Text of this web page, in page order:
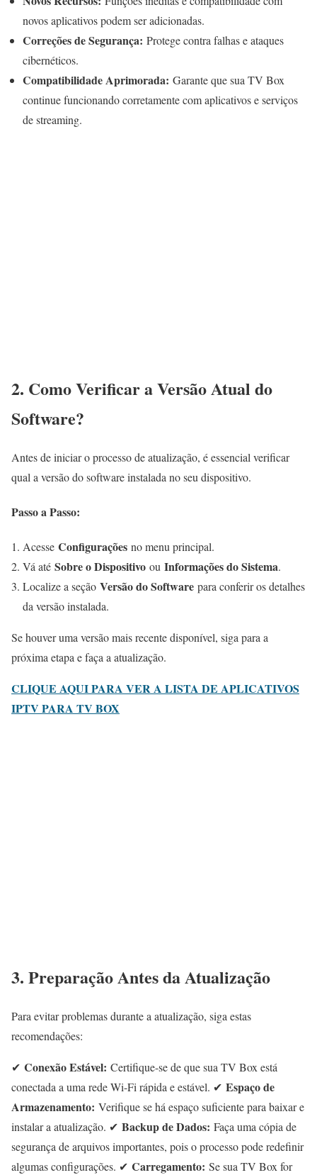
novos aplicativos podem ser adicionadas.
Correções de Segurança: Protege contra falhas e ataques
cibernéticos.
Compatibilidade Aprimorada: Garante que sua TV Box
continue funcionando corretamente com aplicativos e serviços
de streaming.
2. Como Verificar a Versão Atual do
Software?
Antes de iniciar o processo de atualização, é essencial verificar
qual a versão do software instalada no seu dispositivo.
Passo a Passo:
Acesse Configurações no menu principal.
Vá até Sobre o Dispositivo ou Informações do Sistema.
Localize a seção Versão do Software para conferir os detalhes
da versão instalada.
Se houver uma versão mais recente disponível, siga para a
próxima etapa e faça a atualização.
CLIQUE AQUI PARA VER A LISTA DE APLICATIVOS
IPTV PARA TV BOX
3. Preparação Antes da Atualização
Para evitar problemas durante a atualização, siga estas
recomendações:
✔ Conexão Estável: Certifique-se de que sua TV Box está
conectada a uma rede Wi-Fi rápida e estável. ✔ Espaço de
Armazenamento: Verifique se há espaço suficiente para baixar e
instalar a atualização. ✔ Backup de Dados: Faça uma cópia de
segurança de arquivos importantes, pois o processo pode redefinir
algumas configurações. ✔ Carregamento: Se sua TV Box for